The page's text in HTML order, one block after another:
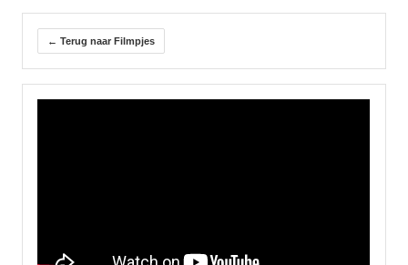
← Terug naar Filmpjes